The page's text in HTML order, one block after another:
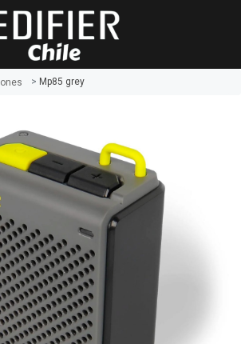
Mp85 grey